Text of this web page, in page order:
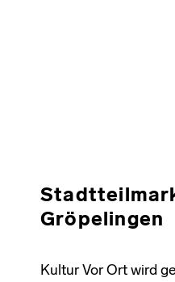
Gröpelingen
Kultur Vor Ort wird